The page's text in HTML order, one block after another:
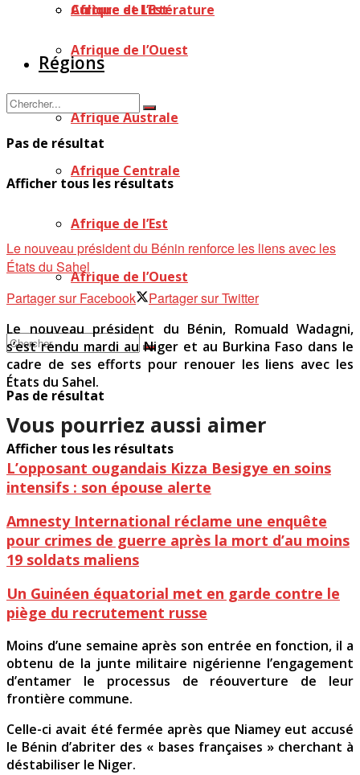
Afrique de l’Est
Afrique de l’Ouest
Pas de résultat
Afficher tous les résultats
Culture et Littérature
Régions
Afrique Australe
Afrique Centrale
Afrique de l’Est
Afrique de l’Ouest
Pas de résultat
Afficher tous les résultats
Le nouveau président du Bénin renforce les liens avec les
États du Sahel
Partager sur Facebook
Partager sur Twitter
Le nouveau président du Bénin, Romuald Wadagni,
s’est rendu mardi au Niger et au Burkina Faso dans le
cadre de ses efforts pour renouer les liens avec les
États du Sahel.
Vous pourriez aussi aimer
L’opposant ougandais Kizza Besigye en soins
intensifs : son épouse alerte
Amnesty International réclame une enquête
pour crimes de guerre après la mort d’au moins
19 soldats maliens
Un Guinéen équatorial met en garde contre le
piège du recrutement russe
Moins d’une semaine après son entrée en fonction, il a
obtenu de la junte militaire nigérienne l’engagement
d’entamer le processus de réouverture de leur
frontière commune.
Celle-ci avait été fermée après que Niamey eut accusé
le Bénin d’abriter des « bases françaises » cherchant à
déstabiliser le Niger.